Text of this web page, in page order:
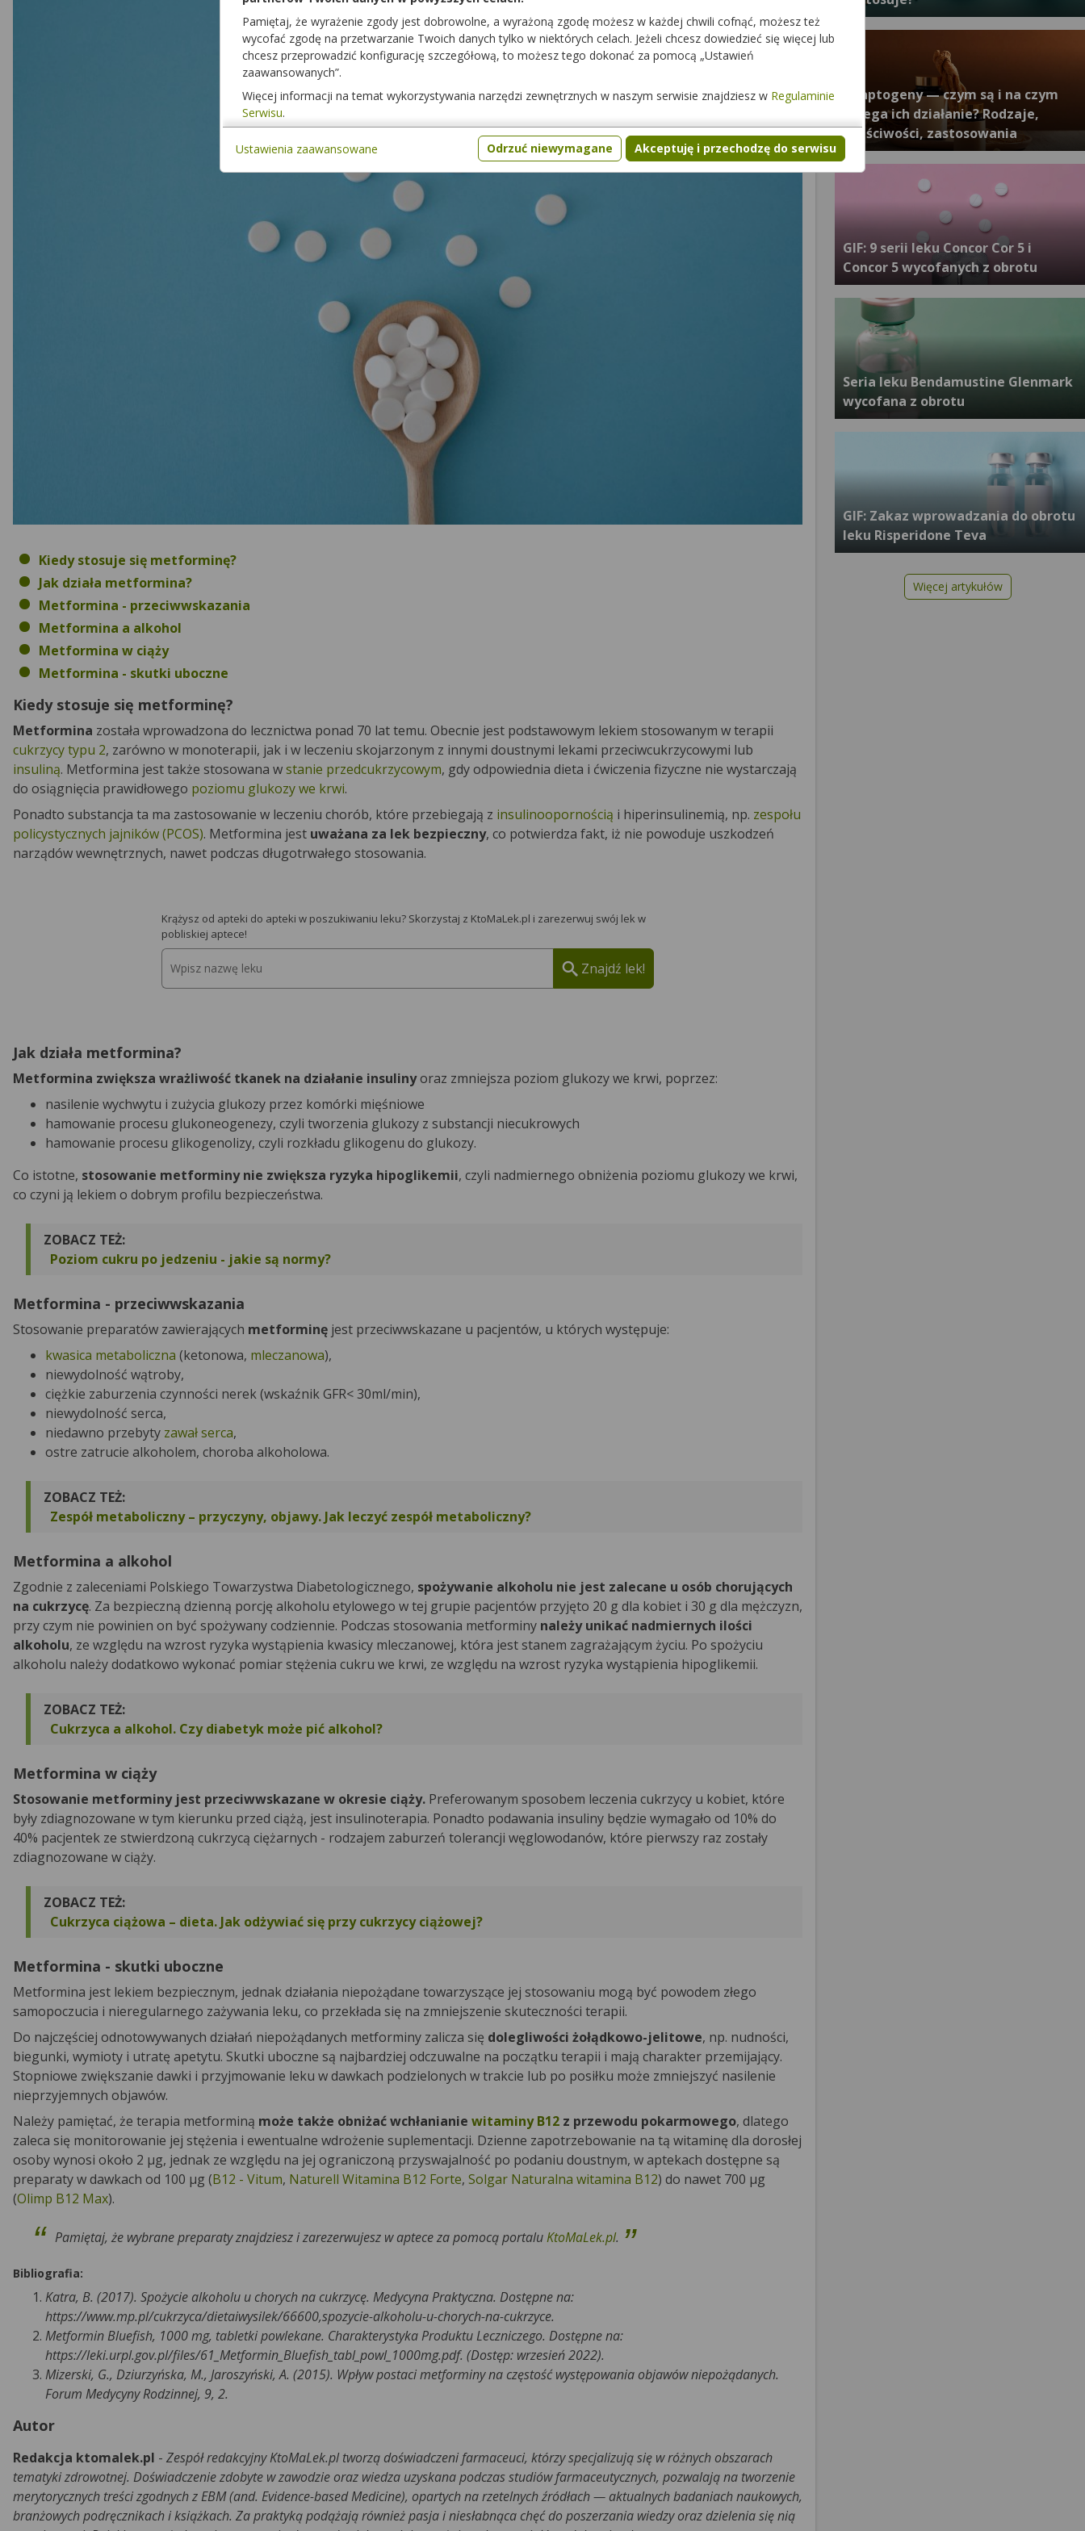
Kiedy stosuje się metforminę?
Jak działa metformina?
Metformina - przeciwwskazania
Metformina a alkohol
Metformina w ciąży
Metformina - skutki uboczne
Kiedy stosuje się metforminę?
Metformina została wprowadzona do lecznictwa ponad 70 lat temu. Obecnie jest podstawowym lekiem stosowanym w terapii
cukrzycy typu 2, zarówno w monoterapii, jak i w leczeniu skojarzonym z innymi doustnymi lekami przeciwcukrzycowymi lub
insuliną. Metformina jest także stosowana wstanie przedcukrzycowym, gdy odpowiednia dieta i ćwiczenia fizyczne nie wystarczają
do osiągnięcia prawidłowego poziomu glukozy we krwi.
Ponadto substancja ta ma zastosowanie w leczeniu chorób, które przebiegają z insulinoopornością i hiperinsulinemią, np. zespołu
policystycznych jajników (PCOS). Metformina jest uważana za lek bezpieczny, co potwierdza fakt, iż nie powoduje uszkodzeń
narządów wewnętrznych, nawet podczas długotrwałego stosowania.
Krążysz od apteki do apteki w poszukiwaniu leku? Skorzystaj z KtoMaLek.pl i zarezerwuj swój lek w
pobliskiej aptece!
Znajdź lek!
Jak działa metformina?
Metformina zwiększa wrażliwość tkanek na działanie insulinyoraz zmniejsza poziom glukozy we krwi, poprzez:
nasilenie wychwytu i zużycia glukozy przez komórki mięśniowe
hamowanie procesu glukoneogenezy, czyli tworzenia glukozy z substancji niecukrowych
hamowanie procesu glikogenolizy, czyli rozkładu glikogenu do glukozy.
Co istotne, stosowanie metforminy nie zwiększa ryzyka hipoglikemii, czyli nadmiernego obniżenia poziomu glukozy we krwi,
co czyni ją lekiem o dobrym profilu bezpieczeństwa.
ZOBACZ TEŻ:
Poziom cukru po jedzeniu - jakie są normy?
Metformina - przeciwwskazania
Stosowanie preparatów zawierających metforminę jest przeciwwskazane u pacjentów, u których występuje:
kwasica metaboliczna (ketonowa, mleczanowa),
niewydolność wątroby,
ciężkie zaburzenia czynności nerek (wskaźnik GFR< 30ml/min),
niewydolność serca,
niedawno przebyty zawał serca,
ostre zatrucie alkoholem, choroba alkoholowa.
ZOBACZ TEŻ:
Zespół metaboliczny – przyczyny, objawy. Jak leczyć zespół metaboliczny?
Metformina a alkohol
Zgodnie z zaleceniami Polskiego Towarzystwa Diabetologicznego, spożywanie alkoholu nie jest zalecane u osób chorujących
na cukrzycę. Za bezpieczną dzienną porcję alkoholu etylowego w tej grupie pacjentów przyjęto 20 g dla kobiet i 30 g dla mężczyzn,
przy czym nie powinien on być spożywany codziennie. Podczas stosowania metforminy należy unikać nadmiernych ilości
alkoholu, ze względu na wzrost ryzyka wystąpienia kwasicy mleczanowej, która jest stanem zagrażającym życiu. Po spożyciu
alkoholu należy dodatkowo wykonać pomiar stężenia cukru we krwi, ze względu na wzrost ryzyka wystąpienia hipoglikemii.
ZOBACZ TEŻ:
Cukrzyca a alkohol. Czy diabetyk może pić alkohol?
Metformina w ciąży
Stosowanie metforminy jest przeciwwskazane w okresie ciąży. Preferowanym sposobem leczenia cukrzycy u kobiet, które
były zdiagnozowane w tym kierunku przed ciążą, jest insulinoterapia. Ponadto podawania insuliny będzie wymagało od 10% do
40% pacjentek ze stwierdzoną cukrzycą ciężarnych - rodzajem zaburzeń tolerancji węglowodanów, które pierwszy raz zostały
zdiagnozowane w ciąży.
ZOBACZ TEŻ:
Cukrzyca ciążowa – dieta. Jak odżywiać się przy cukrzycy ciążowej?
Metformina - skutki uboczne
Metformina jest lekiem bezpiecznym, jednak działania niepożądane towarzyszące jej stosowaniu mogą być powodem złego
samopoczucia i nieregularnego zażywania leku, co przekłada się na zmniejszenie skuteczności terapii.
Do najczęściej odnotowywanych działań niepożądanych metforminy zalicza się dolegliwości żołądkowo-jelitowe, np. nudności,
biegunki, wymioty i utratę apetytu. Skutki uboczne są najbardziej odczuwalne na początku terapii i mają charakter przemijający.
Stopniowe zwiększanie dawki i przyjmowanie leku w dawkach podzielonych w trakcie lub po posiłku może zmniejszyć nasilenie
nieprzyjemnych objawów.
Należy pamiętać, że terapia metforminą może także obniżać wchłanianie witaminy B12 z przewodu pokarmowego, dlatego
zaleca się monitorowanie jej stężenia i ewentualne wdrożenie suplementacji. Dzienne zapotrzebowanie na tą witaminę dla dorosłej
osoby wynosi około 2 µg, jednak ze względu na jej ograniczoną przyswajalność po podaniu doustnym, w aptekach dostępne są
preparaty w dawkach od 100 µg (B12 - Vitum, Naturell Witamina B12 Forte, Solgar Naturalna witamina B12) do nawet 700 µg
(Olimp B12 Max).
Pamiętaj, że wybrane preparaty znajdziesz i zarezerwujesz w aptece za pomocą portaluKtoMaLek.pl.
Bibliografia:
Katra, B. (2017). Spożycie alkoholu u chorych na cukrzycę. Medycyna Praktyczna. Dostępne na:
https://www.mp.pl/cukrzyca/dietaiwysilek/66600,spozycie-alkoholu-u-chorych-na-cukrzyce.
Metformin Bluefish, 1000 mg, tabletki powlekane. Charakterystyka Produktu Leczniczego. Dostępne na:
https://leki.urpl.gov.pl/files/61_Metformin_Bluefish_tabl_powl_1000mg.pdf. (Dostęp: wrzesień 2022).
Mizerski, G., Dziurzyńska, M., Jaroszyński, A. (2015). Wpływ postaci metforminy na częstość występowania objawów niepożądanych.
Forum Medycyny Rodzinnej, 9, 2.
Autor
Redakcja ktomalek.pl - Zespół redakcyjny KtoMaLek.pl tworzą doświadczeni farmaceuci, którzy specjalizują się w różnych obszarach
tematyki zdrowotnej. Doświadczenie zdobyte w zawodzie oraz wiedza uzyskana podczas studiów farmaceutycznych, pozwalają na tworzenie
merytorycznych treści zgodnych z EBM (and. Evidence-based Medicine), opartych na rzetelnych źródłach — aktualnych badaniach naukowych,
branżowych podręcznikach i książkach. Za praktyką podążają również pasja i niesłabnąca chęć do poszerzania wiedzy oraz dzielenia się nią
Adaptogeny — czym są i na czym
polega ich działanie? Rodzaje,
właściwości, zastosowania
GIF: 9 serii leku Concor Cor 5 i
Concor 5 wycofanych z obrotu
Seria leku Bendamustine Glenmark
wycofana z obrotu
GIF: Zakaz wprowadzania do obrotu
leku Risperidone Teva
Więcej artykułów
Pamiętaj, że wyrażenie zgody jest dobrowolne, a wyrażoną zgodę możesz w każdej chwili cofnąć, możesz też
wycofać zgodę na przetwarzanie Twoich danych tylko w niektórych celach. Jeżeli chcesz dowiedzieć się więcej lub
chcesz przeprowadzić konfigurację szczegółową, to możesz tego dokonać za pomocą „Ustawień
zaawansowanych”.
Więcej informacji na temat wykorzystywania narzędzi zewnętrznych w naszym serwisie znajdziesz w Regulaminie
Serwisu.
Odrzuć niewymagane Akceptuję i przechodzę do serwisu
Ustawienia zaawansowane